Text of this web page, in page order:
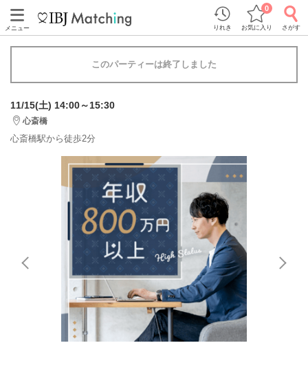
メニュー りれき お気に入り
0
さがす
このパーティーは終了しました
11/15(土) 14:00～15:30
心斎橋
心斎橋駅から徒歩2分